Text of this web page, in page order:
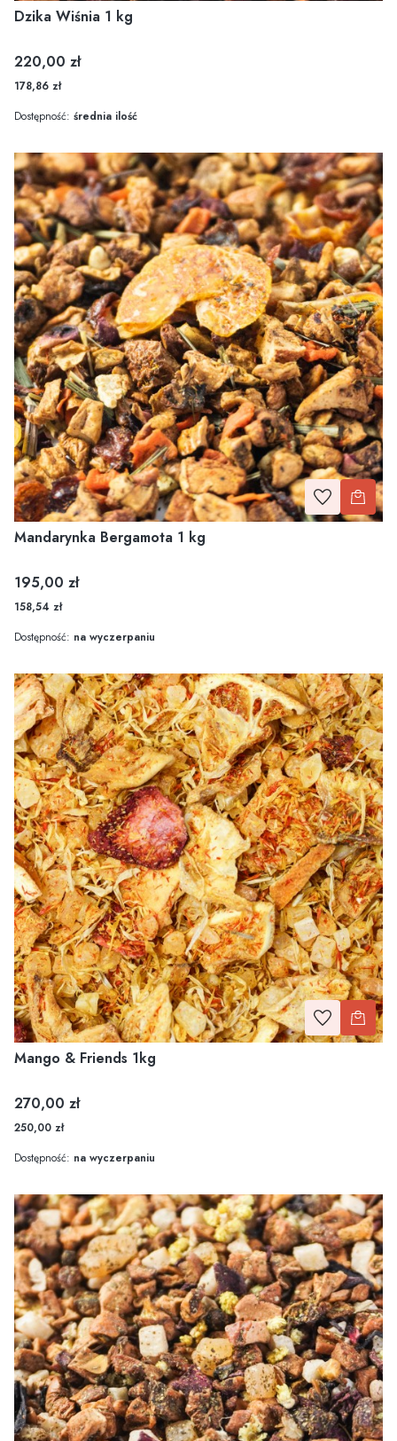
Dzika Wiśnia 1 kg
Cena
220,00 zł
178,86 zł
Dostępność: średnia ilość
Mandarynka Bergamota 1 kg
Cena
195,00 zł
158,54 zł
Dostępność: na wyczerpaniu
Mango & Friends 1kg
Cena
270,00 zł
250,00 zł
Dostępność: na wyczerpaniu